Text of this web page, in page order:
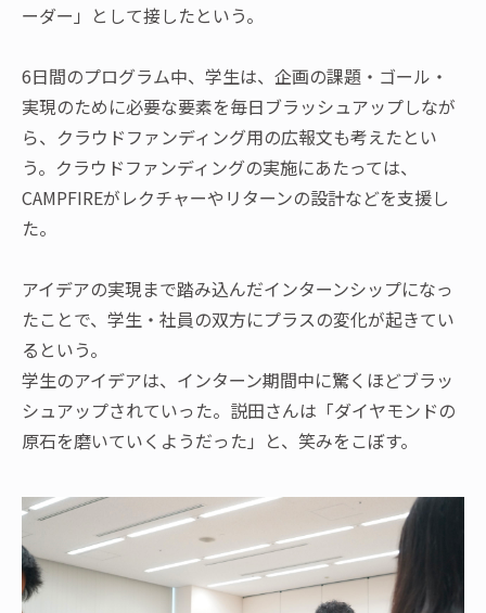
ーダー」として接したという。
6日間のプログラム中、学生は、企画の課題・ゴール・
実現のために必要な要素を毎日ブラッシュアップしなが
ら、クラウドファンディング用の広報文も考えたとい
う。クラウドファンディングの実施にあたっては、
CAMPFIREがレクチャーやリターンの設計などを支援し
た。
アイデアの実現まで踏み込んだインターンシップになっ
たことで、学生・社員の双方にプラスの変化が起きてい
るという。
学生のアイデアは、インターン期間中に驚くほどブラッ
シュアップされていった。説田さんは「ダイヤモンドの
原石を磨いていくようだった」と、笑みをこぼす。